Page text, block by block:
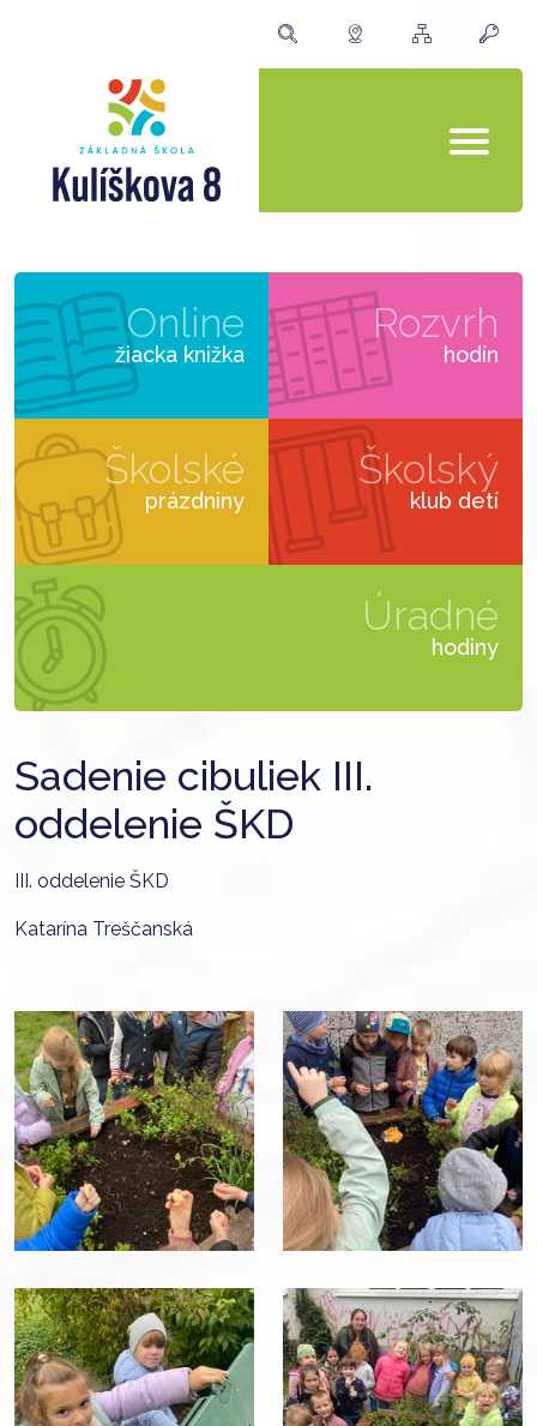
Online
žiacka knižka
Rozvrh
hodín
Školské
prázdniny
Školský
klub detí
Úradné
hodiny
Sadenie cibuliek III.
oddelenie ŠKD
III. oddelenie ŠKD
Katarína Treščanská